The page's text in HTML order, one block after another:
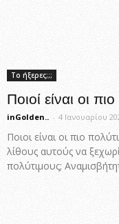
Το ήξερες;;;
Ποιοί είναι οι
inGolden.. - 4 Ιανουαρίου
Ποιοι είναι οι πιο
λίθους αυτούς να
πολύτιμους;